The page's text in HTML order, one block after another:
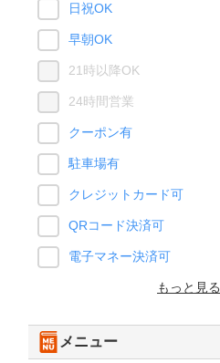
日祝OK
早朝OK
21時以降OK
24時間営業
クーポン有
駐車場有
クレジットカード可
QRコード決済可
電子マネー決済可
もっと見る
メニュー